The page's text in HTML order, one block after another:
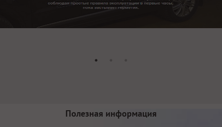
Полезная информация